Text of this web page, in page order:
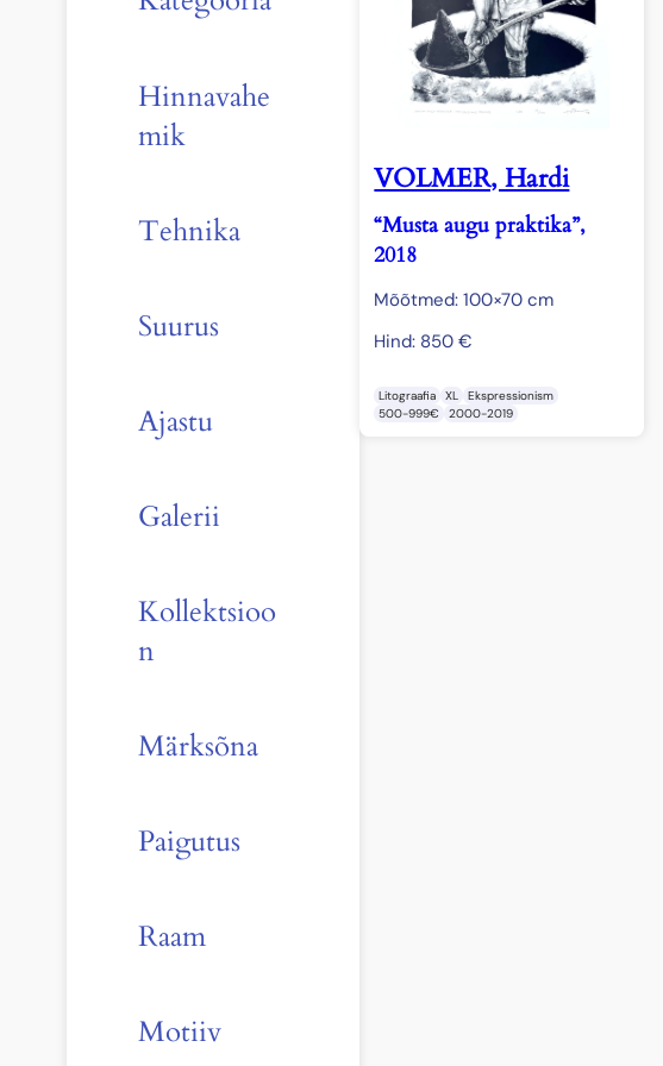
Hinnavahe
mik
Tehnika
Suurus
Ajastu
Galerii
Kollektsioo
n
Märksõna
Paigutus
Raam
Motiiv
VOLMER, Hardi
“Musta augu praktika”,
2018
Mõõtmed: 100×70 cm
Hind: 850€
Litograafia XL
Ekspressionism
500-999€
2000-2019